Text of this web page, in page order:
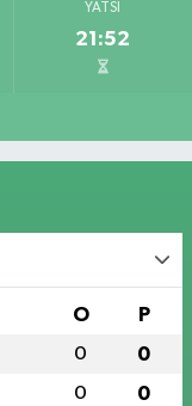
YATSI
21:52
O P
0 0
0 0